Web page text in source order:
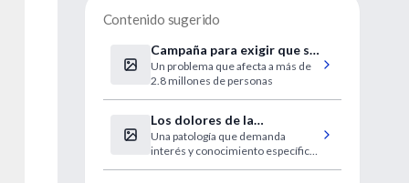
Contenido sugerido
Campaña para exigir que se
cumplan las leyes sobre
discapacidad
Un problema que afecta a más de
2.8 millones de personas
Los dolores de la
fibromialgia se localizan en
18 puntos clave
Una patología que demanda
interés y conocimiento específico